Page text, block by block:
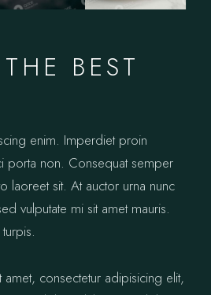
BEST
enim. Imperdiet proin
porta non. Consequat semper
laoreet sit. At auctor urna nunc
vulputate mi sit amet mauris.
consectetur adipisicing elit,